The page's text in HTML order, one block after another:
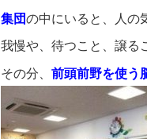
集団の中にいると、人の
我慢や、待つこと、譲る
その分、前頭前野を使う